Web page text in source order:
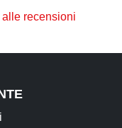
alle recensioni